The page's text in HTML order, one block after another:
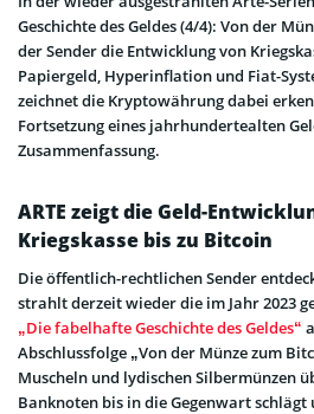
Geschichte des Geldes (4/4): Von der
der Sender die Entwicklung von
Papiergeld, Hyperinflation und Fiat-
zeichnet die Kryptowährung dabei
Fortsetzung eines jahrhundertealten
Zusammenfassung.
ARTE zeigt die Geld-
Kriegskasse bis zu Bitcoin
Die öffentlich-rechtlichen Sender
strahlt derzeit wieder die im Jahr 2023
„Die fabelhafte Geschichte des Geldes“
Abschlussfolge „Von der Münze zum
Muscheln und lydischen Silbermünzen
Banknoten bis in die Gegenwart